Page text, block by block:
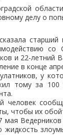
делу о
со
и 22-летний
в конце
у
тому за 100
человек
чтобы их
мая
жидкость